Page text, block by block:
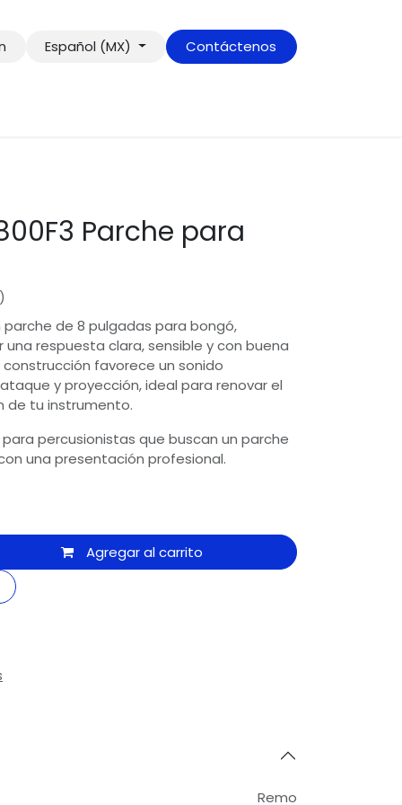
Español (MX) Contáctenos
Parche para
parche de 8 pulgadas para bongó,
respuesta clara, sensible y con buena
favorece un sonido
y proyección, ideal para renovar el
de tu instrumento.
percusionistas que buscan un parche
una presentación profesional.
Agregar al carrito
Remo